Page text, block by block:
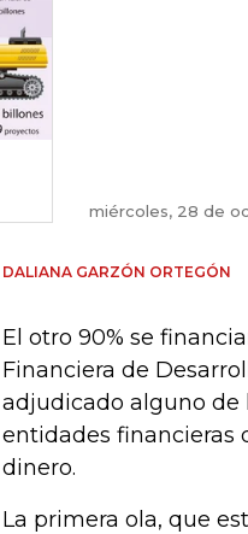
miércoles, 28 de
DALIANA GARZÓN ORTEGÓN
El otro 90% se
Financiera de
adjudicado alguno de
entidades financieras
dinero.
La primera ola, que